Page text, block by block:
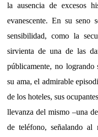
la ausencia de excesos
evanescente. En su seno
sensibilidad, como la
sirvienta de una de las
públicamente, no logrando
su ama, el admirable
de los hoteles, sus
llevanza del mismo –una
de teléfono, señalando al